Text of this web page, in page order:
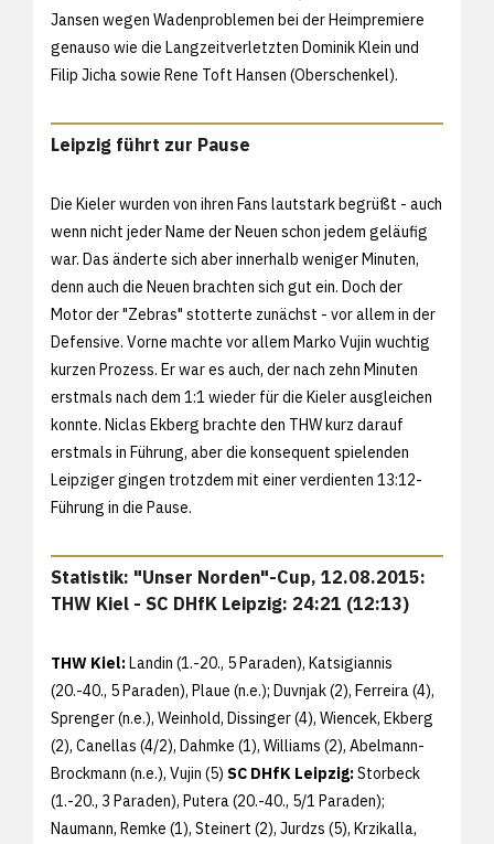
Jansen wegen Wadenproblemen bei der Heimpremiere
genauso wie die Langzeitverletzten Dominik Klein und
Filip Jicha sowie Rene Toft Hansen (Oberschenkel).
Leipzig führt zur Pause
Die Kieler wurden von ihren Fans lautstark begrüßt - auch
wenn nicht jeder Name der Neuen schon jedem geläufig
war. Das änderte sich aber innerhalb weniger Minuten,
denn auch die Neuen brachten sich gut ein. Doch der
Motor der "Zebras" stotterte zunächst - vor allem in der
Defensive. Vorne machte vor allem Marko Vujin wuchtig
kurzen Prozess. Er war es auch, der nach zehn Minuten
erstmals nach dem 1:1 wieder für die Kieler ausgleichen
konnte. Niclas Ekberg brachte den THW kurz darauf
erstmals in Führung, aber die konsequent spielenden
Leipziger gingen trotzdem mit einer verdienten 13:12-
Führung in die Pause.
Statistik: "Unser Norden"-Cup, 12.08.2015:
THW Kiel - SC DHfK Leipzig: 24:21 (12:13)
THW Kiel:Landin (1.-20., 5 Paraden), Katsigiannis
(20.-40., 5 Paraden), Plaue (n.e.); Duvnjak (2), Ferreira (4),
Sprenger (n.e.), Weinhold, Dissinger (4), Wiencek, Ekberg
(2), Canellas (4/2), Dahmke (1), Williams (2), Abelmann-
Brockmann (n.e.), Vujin (5) SC DHfK Leipzig:Storbeck
(1.-20., 3 Paraden), Putera (20.-40., 5/1 Paraden);
Naumann, Remke (1), Steinert (2), Jurdzs (5), Krzikalla,